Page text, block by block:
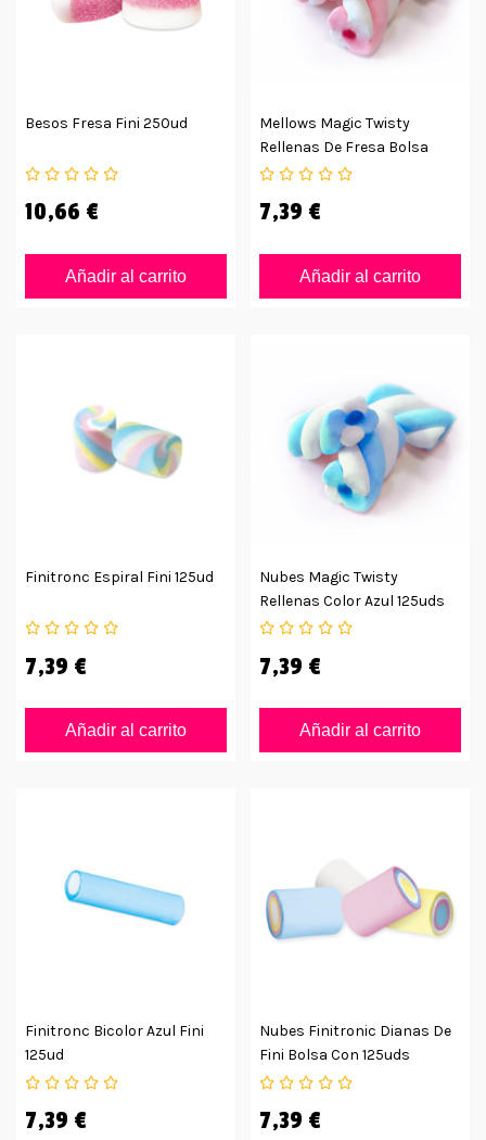
Besos Fresa Fini 250ud
10,66 €
Añadir al carrito
Mellows Magic Twisty
Rellenas De Fresa Bolsa
125uds
7,39 €
Añadir al carrito
Finitronc Espiral Fini 125ud
7,39 €
Añadir al carrito
Nubes Magic Twisty
Rellenas Color Azul 125uds
7,39 €
Añadir al carrito
Finitronc Bicolor Azul Fini
125ud
7,39 €
Nubes Finitronic Dianas De
Fini Bolsa Con 125uds
7,39 €